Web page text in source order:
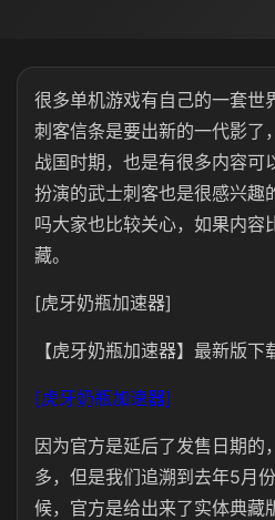
很多单机游戏有自己的一套世
刺客信条是要出新的一代影了
战国时期，也是有很多内容可
扮演的武士刺客也是很感兴趣
吗大家也比较关心，如果内容
藏。
[虎牙奶瓶加速器]
【虎牙奶瓶加速器】最新版下
[虎牙奶瓶加速器]
因为官方是延后了发售日期的
多，但是我们追溯到去年5月
候，官方是给出来了实体典藏